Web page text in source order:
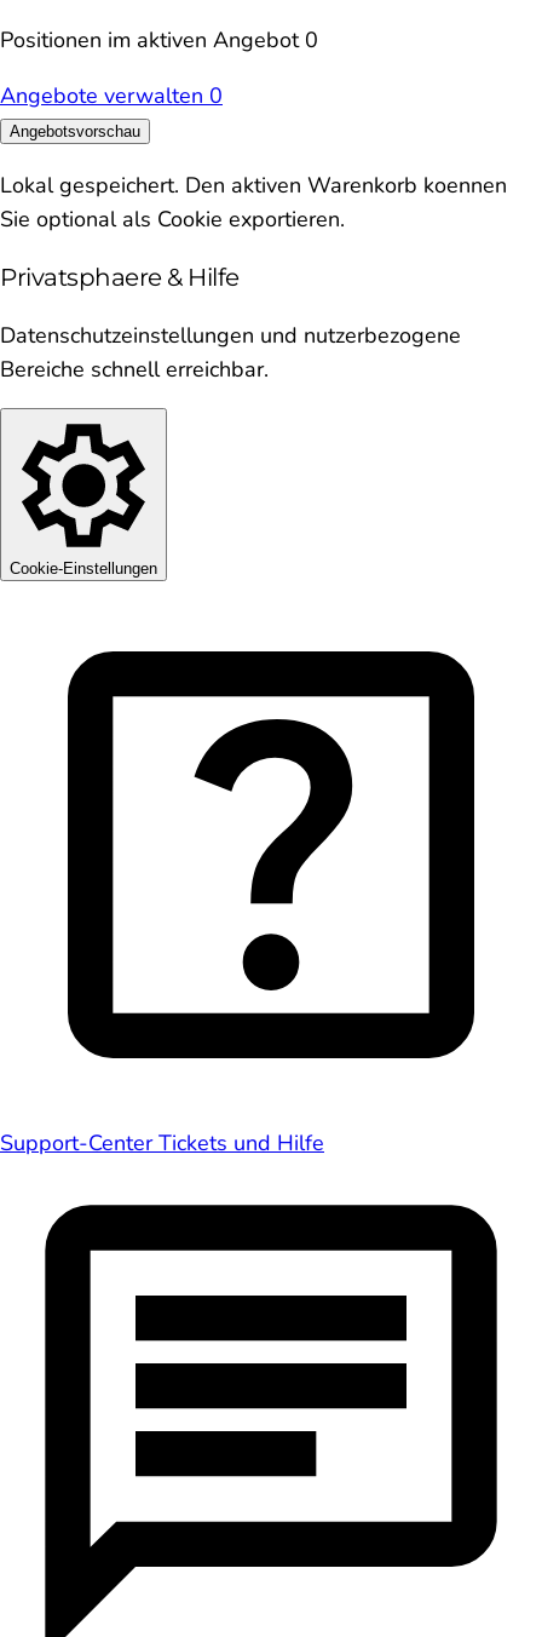
Positionen im aktiven Angebot 0
Angebote verwalten 0
Angebotsvorschau
Lokal gespeichert. Den aktiven Warenkorb koennen
Sie optional als Cookie exportieren.
Privatsphaere & Hilfe
Datenschutzeinstellungen und nutzerbezogene
Bereiche schnell erreichbar.
Cookie-Einstellungen
Support-Center Tickets und Hilfe